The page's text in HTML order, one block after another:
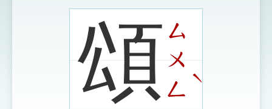
示
頌ㄙ
ㄨ
ㄥ
ˋ